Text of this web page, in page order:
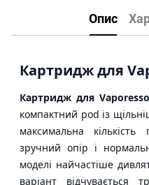
Опис
Картридж для
Картридж для
компактний pod із
максимальна
зручний опір і
моделі найчастіше
варіант